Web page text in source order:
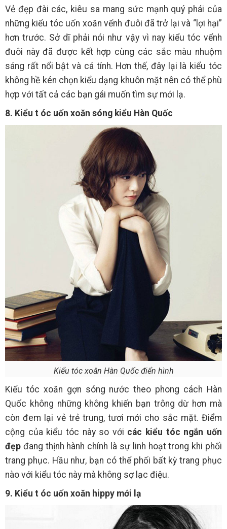
Vẻ đẹp đài các, kiêu sa mang sức mạnh quý phái của
những kiểu tóc uốn xoăn vểnh đuôi đã trở lại và “lợi hại”
hơn trước. Sở dĩ phải nói như vậy vì nay kiểu tóc vểnh
đuôi này đã được kết hợp cùng các sắc màu nhuộm
sáng rất nổi bật và cá tính. Hơn thế, đây lại là kiểu tóc
không hề kén chọn kiểu dạng khuôn mặt nên có thể phù
hợp với tất cả các bạn gái muốn tìm sự mới lạ.
8. Kiểu t óc uốn xoăn sóng kiểu Hàn Quốc
Kiểu tóc xoăn Hàn Quốc điển hình
Kiểu tóc xoăn gợn sóng nước theo phong cách Hàn
Quốc không những không khiến bạn trông dừ hơn mà
còn đem lại vẻ trẻ trung, tươi mới cho sắc mặt. Điểm
cộng của kiểu tóc này so với các kiểu tóc ngắn uốn
đẹp đang thịnh hành chính là sự linh hoạt trong khi phối
trang phục. Hầu như, bạn có thể phối bất kỳ trang phục
nào với kiểu tóc này mà không sợ lạc điệu.
9. Kiểu t óc uốn xoăn hippy mới lạ